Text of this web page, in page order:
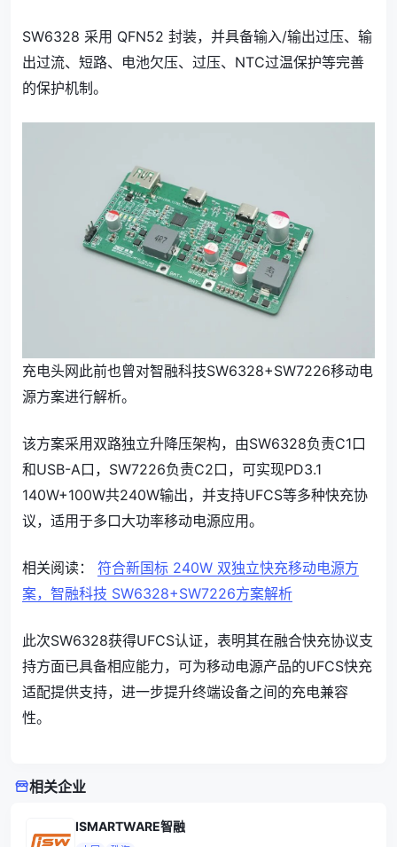
SW6328 采用 QFN52 封装，并具备输入/输出过压、输
出过流、短路、电池欠压、过压、NTC过温保护等完善
的保护机制。
充电头网此前也曾对智融科技SW6328+SW7226移动电
源方案进行解析。
该方案采用双路独立升降压架构，由SW6328负责C1口
和USB-A口，SW7226负责C2口，可实现PD3.1
140W+100W共240W输出，并支持UFCS等多种快充协
议，适用于多口大功率移动电源应用。
相关阅读： 符合新国标 240W 双独立快充移动电源方
案，智融科技 SW6328+SW7226方案解析
此次SW6328获得UFCS认证，表明其在融合快充协议支
持方面已具备相应能力，可为移动电源产品的UFCS快充
适配提供支持，进一步提升终端设备之间的充电兼容
性。
相关企业
ISMARTWARE智融